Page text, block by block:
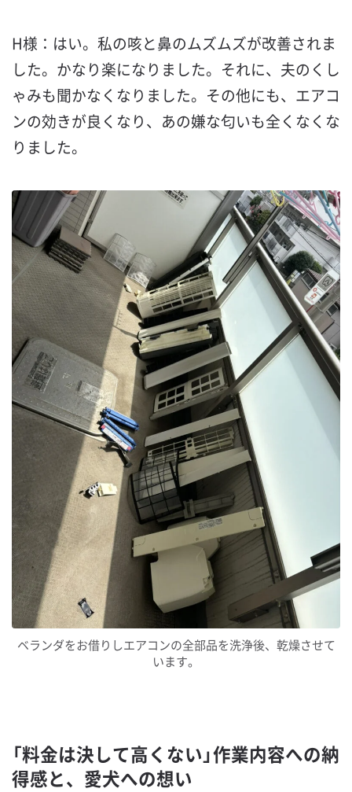
H様：はい。私の咳と鼻のムズムズが改善されま
した。かなり楽になりました。それに、夫のくし
ゃみも聞かなくなりました。その他にも、エアコ
ンの効きが良くなり、あの嫌な匂いも全くなくな
りました。
ベランダをお借りしエアコンの全部品を洗浄後、乾燥させて
います。
「料金は決して高くない」作業内容への納
得感と、愛犬への想い